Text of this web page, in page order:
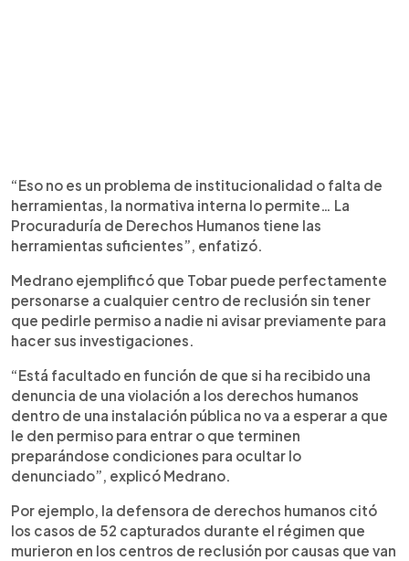
“Eso no es un problema de institucionalidad o falta de
herramientas, la normativa interna lo permite… La
Procuraduría de Derechos Humanos tiene las
herramientas suficientes”, enfatizó.
Medrano ejemplificó que Tobar puede perfectamente
personarse a cualquier centro de reclusión sin tener
que pedirle permiso a nadie ni avisar previamente para
hacer sus investigaciones.
“Está facultado en función de que si ha recibido una
denuncia de una violación a los derechos humanos
dentro de una instalación pública no va a esperar a que
le den permiso para entrar o que terminen
preparándose condiciones para ocultar lo
denunciado”, explicó Medrano.
Por ejemplo, la defensora de derechos humanos citó
los casos de 52 capturados durante el régimen que
murieron en los centros de reclusión por causas que van